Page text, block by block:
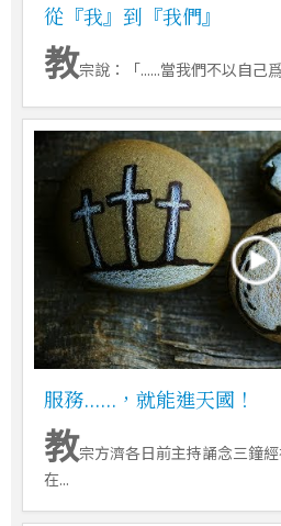
從『我』到『我們』
教宗說：「......當我們不以自己
服務......，就能進天國！
教宗方濟各日前主持誦念三鐘
在...